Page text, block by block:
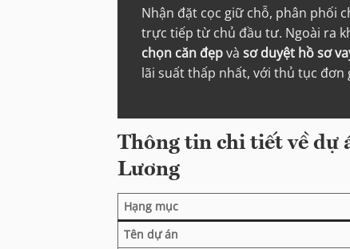
Nhận đặt cọc giữ chỗ, phân phối
trực tiếp từ chủ đầu tư. Ngoài ra
chọn căn đẹpvà sơ duyệt hồ sơ
lãi suất thấp nhất, với thủ tục đơn
Thông tin chi tiết về dự
Lương
Hạng mục
Tên dự án